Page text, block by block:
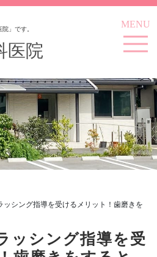
」です。
医院
MENU
ッシング指導を受けるメリット！歯磨きを
ッシング指導を受